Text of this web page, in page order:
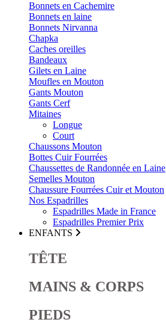
Bonnets en Cachemire
Bonnets en laine
Bonnets Nirvanna
Chapka
Caches oreilles
Bandeaux
Gilets en Laine
Moufles en Mouton
Gants Mouton
Gants Cerf
Mitaines
Longue
Court
Chaussons Mouton
Bottes Cuir Fourrées
Chaussettes de Randonnée en Laine
Semelles Mouton
Chaussure Fourrées Cuir et Mouton
Nos Espadrilles
Espadrilles Made in France
Espadrilles Premier Prix
ENFANTS
TÊTE
MAINS & CORPS
PIEDS